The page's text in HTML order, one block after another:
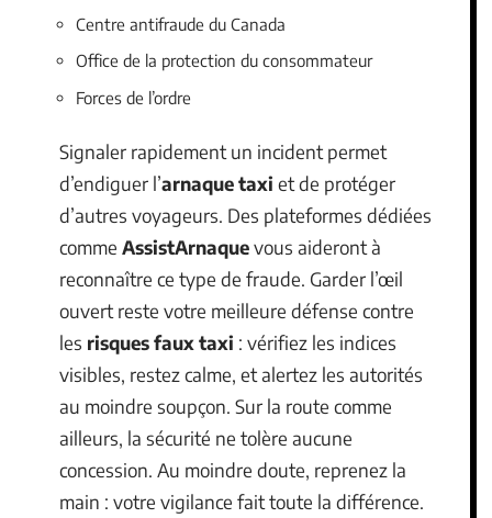
Centre antifraude du Canada
Office de la protection du consommateur
Forces de l’ordre
Signaler rapidement un incident permet
d’endiguer l’arnaque taxi et de protéger
d’autres voyageurs. Des plateformes dédiées
comme AssistArnaquevous aideront à
reconnaître ce type de fraude. Garder l’œil
ouvert reste votre meilleure défense contre
les risques faux taxi : vérifiez les indices
visibles, restez calme, et alertez les autorités
au moindre soupçon. Sur la route comme
ailleurs, la sécurité ne tolère aucune
concession. Au moindre doute, reprenez la
main : votre vigilance fait toute la différence.